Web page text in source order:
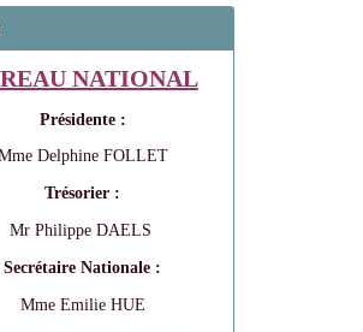
NATIONAL
Présidente :
Delphine FOLLET
Trésorier :
Mr Philippe DAELS
Secrétaire Nationale :
Mme Emilie HUE